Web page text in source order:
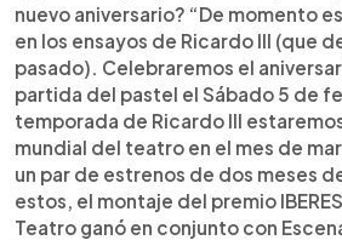
nuevo aniversario? “De momento
en los ensayos de Ricardo III (que
pasado). Celebraremos el
partida del pastel el Sábado 5 de
temporada de Ricardo III
mundial del teatro en el mes de
un par de estrenos de dos meses
estos, el montaje del premio
Teatro ganó en conjunto con